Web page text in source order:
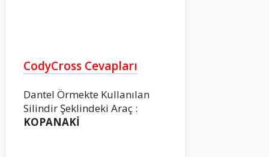
CodyCross Cevapları
Dantel Örmekte Kullanılan
Silindir Şeklindeki Araç :
KOPANAKİ